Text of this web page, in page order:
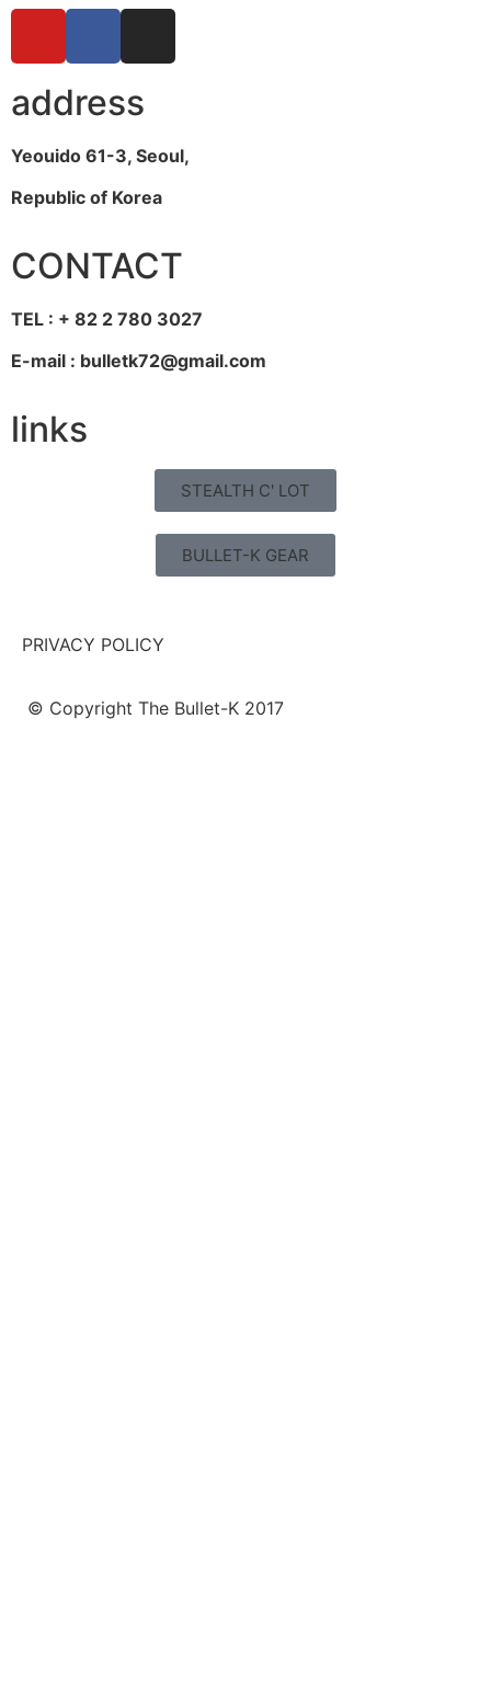
address
Yeouido 61-3, Seoul,
Republic of Korea
CONTACT
TEL : + 82 2 780 3027
E-mail : bulletk72@gmail.com
links
STEALTH C' LOT
BULLET-K GEAR
© Copyright The Bullet-K 2017
PRIVACY POLICY